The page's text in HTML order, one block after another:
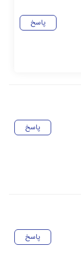
پاسخ
پاسخ
پاسخ